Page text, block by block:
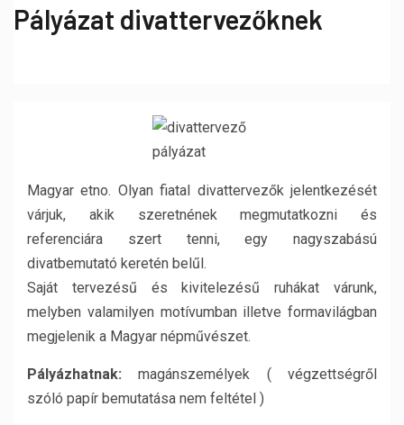
Pályázat divattervezőknek
Magyar etno. Olyan fiatal divattervezők jelentkezését
várjuk, akik szeretnének megmutatkozni és
referenciára szert tenni, egy nagyszabású
divatbemutató keretén belűl.
Saját tervezésű és kivitelezésű ruhákat várunk,
melyben valamilyen motívumban illetve formavilágban
megjelenik a Magyar népművészet.
Pályázhatnak:magánszemélyek ( végzettségről
szóló papír bemutatása nem feltétel )